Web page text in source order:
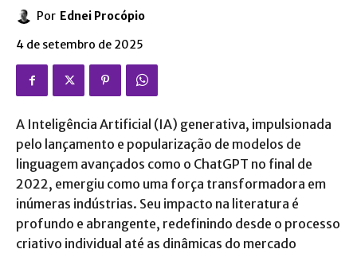
Por Ednei Procópio
4 de setembro de 2025
A Inteligência Artificial (IA) generativa, impulsionada
pelo lançamento e popularização de modelos de
linguagem avançados como o ChatGPT no final de
2022, emergiu como uma força transformadora em
inúmeras indústrias. Seu impacto na literatura é
profundo e abrangente, redefinindo desde o processo
criativo individual até as dinâmicas do mercado